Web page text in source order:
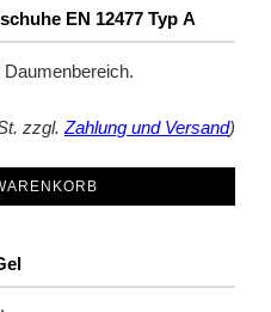
EN 12477 Typ A
zzgl. Zahlung und Versand)